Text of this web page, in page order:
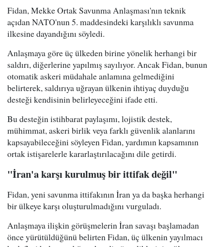
Fidan, Mekke Ortak Savunma Anlaşması'nın teknik
açıdan NATO'nun 5. maddesindeki karşılıklı savunma
ilkesine dayandığını söyledi.
Anlaşmaya göre üç ülkeden birine yönelik herhangi bir
saldırı, diğerlerine yapılmış sayılıyor. Ancak Fidan, bunun
otomatik askeri müdahale anlamına gelmediğini
belirterek, saldırıya uğrayan ülkenin ihtiyaç duyduğu
desteği kendisinin belirleyeceğini ifade etti.
Bu desteğin istihbarat paylaşımı, lojistik destek,
mühimmat, askeri birlik veya farklı güvenlik alanlarını
kapsayabileceğini söyleyen Fidan, yardımın kapsamının
ortak istişarelerle kararlaştırılacağını dile getirdi.
"İran'a karşı kurulmuş bir ittifak değil"
Fidan, yeni savunma ittifakının İran ya da başka herhangi
bir ülkeye karşı oluşturulmadığını vurguladı.
Anlaşmaya ilişkin görüşmelerin İran savaşı başlamadan
önce yürütüldüğünü belirten Fidan, üç ülkenin yayılmacı